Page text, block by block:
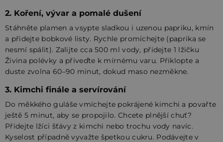
2. Koření, vývar a pomalé dušení
Stáhněte plamen a vsypte sladkou i uzenou papriku, kmín
a přidejte bobkové listy. Rychle promíchejte (paprika se
nesmí spálit). Zalijte cca 500 ml vody, přidejte 1 lžičku
Živina polévky a přiveďte k mírnému varu. Přiklopte a
duste zvolna 60–90 minut, dokud maso nezměkne.
3. Kimchi finále a servírování
Do měkkého guláše vmíchejte pokrájené kimchi a povařte
ještě 5 minut, aby se propojilo. Chcete plnější chuť?
Přidejte lžíci šťávy z kimchi nebo trochu vody navíc.
Kyselost případně vyvažte špetkou cukru. Podávejte v